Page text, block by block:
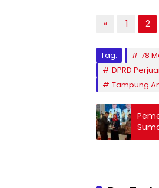
« 1 2
Tag: 78
DPRD
Tampung